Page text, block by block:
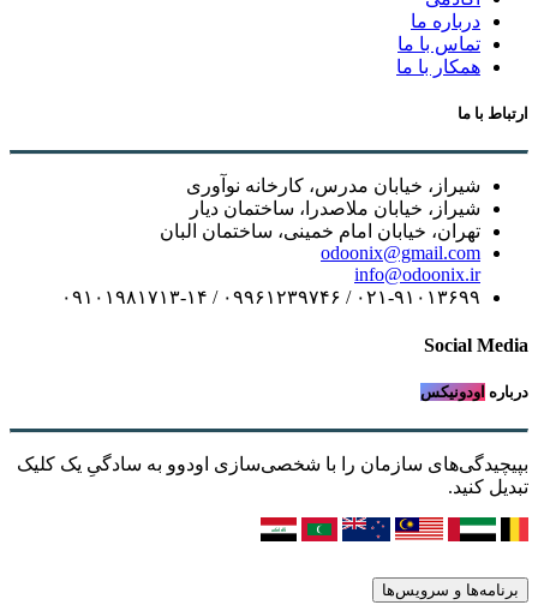
درباره ما
تماس با ما
همکار با ما
ارتباط با ما
شیراز، خیابان مدرس، کارخانه نوآوری
شیراز، خیابان ملاصدرا، ساختمان دیار
تهران، خیابان امام خمینی، ساختمان البان
odoonix@gmail.com
info@odoonix.ir
۰۲۱-۹۱۰۱۳۶۹۹ / ۰۹۹۶۱۲۳۹۷۴۶ / ۰۹۱۰۱۹۸۱۷۱۳-۱۴
Social Media
درباره اودونیکس
بپیچیدگی‌های سازمان را با شخصی‌سازی اودوو به سادگیِ یک کلیک
تبدیل کنید.
برنامه‌ها و سرویس‌ها